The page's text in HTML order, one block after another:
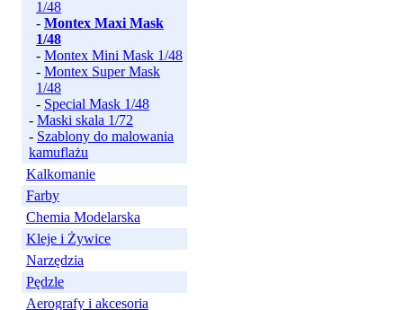
1/48
- Montex Maxi Mask
1/48
- Montex Mini Mask 1/48
- Montex Super Mask
1/48
- Special Mask 1/48
- Maski skala 1/72
- Szablony do malowania
kamuflażu
Kalkomanie
Farby
Chemia Modelarska
Kleje i Żywice
Narzędzia
Pędzle
Aerografy i akcesoria